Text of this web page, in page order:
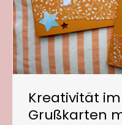
Kreativität
Grußkarten